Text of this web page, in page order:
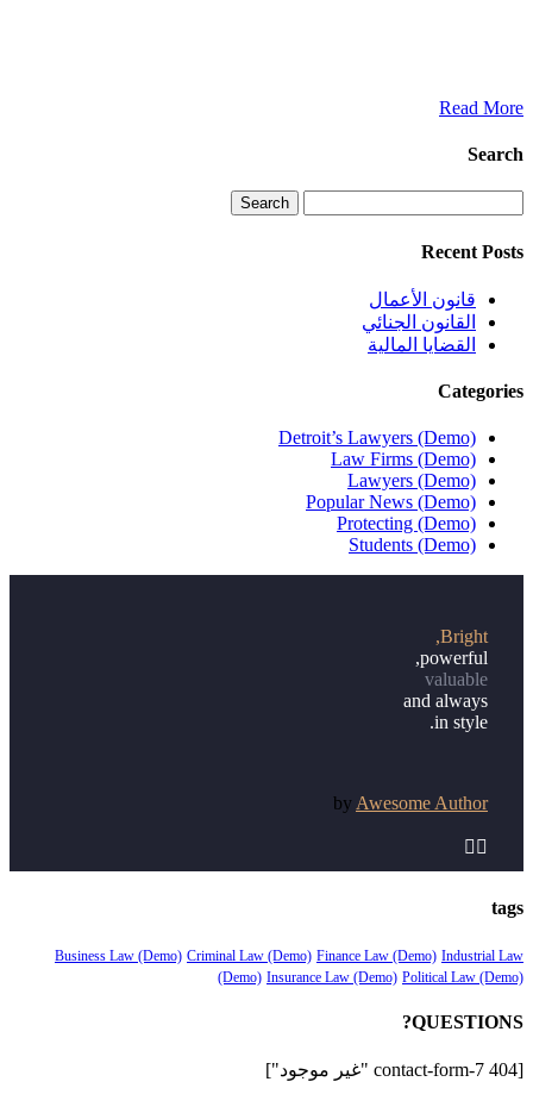
Read More
Search
Search
Recent Posts
قانون الأعمال
القانون الجنائي
القضايا المالية
Categories
Detroit’s Lawyers (Demo)
Law Firms (Demo)
Lawyers (Demo)
Popular News (Demo)
Protecting (Demo)
Students (Demo)
Bright,
powerful,
valuable
and always
in style.
by Awesome Author
 
tags
Business Law (Demo) Criminal Law (Demo) Finance Law (Demo) Industrial Law
(Demo) Insurance Law (Demo) Political Law (Demo)
QUESTIONS?
[contact-form-7 404 "غير موجود"]